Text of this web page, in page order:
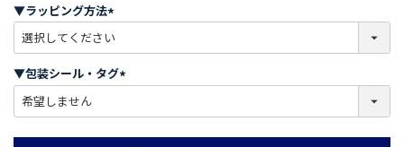
)
▼ラッピング方法
必
須
)
▼包装シール・タグ
必